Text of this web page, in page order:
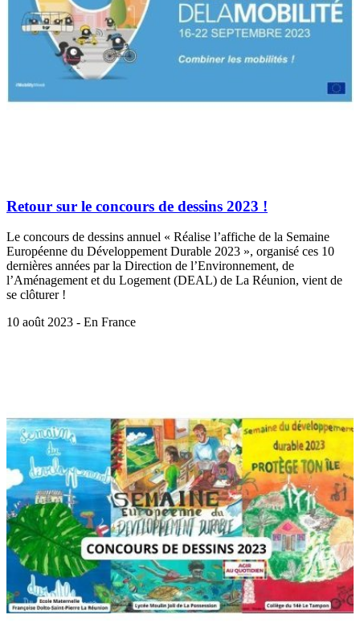
Retour sur le concours de dessins 2023 !
Le concours de dessins annuel « Réalise l’affiche de la Semaine
Européenne du Développement Durable 2023 », organisé ces 10
dernières années par la Direction de l’Environnement, de
l’Aménagement et du Logement (DEAL) de La Réunion, vient de
se clôturer !
10 août 2023 - En France